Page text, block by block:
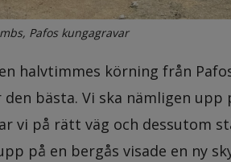
Pafos kungagravar
halvtimmes körning från
bästa. Vi ska nämligen
vi på rätt väg och dessutom
på en bergås visade en ny